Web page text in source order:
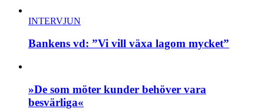
INTERVJUN
Bankens vd: ”Vi vill växa lagom mycket”
»De som möter kunder behöver vara
besvärliga«